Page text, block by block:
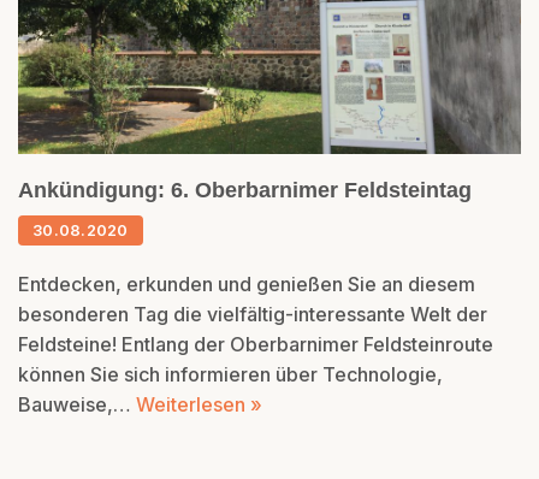
Ankündigung: 6. Oberbarnimer Feldsteintag
30.08.2020
Entdecken, erkunden und genießen Sie an diesem
besonderen Tag die vielfältig-interessante Welt der
Feldsteine! Entlang der Oberbarnimer Feldsteinroute
können Sie sich informieren über Technologie,
Bauweise,… Weiterlesen »